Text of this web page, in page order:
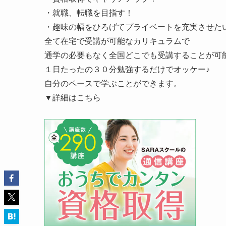
・就職、転職を目指す！
・趣味の幅をひろげてプライベートを充実させた
全て在宅で受講が可能なカリキュラムで
通学の必要もなく全国どこでも受講することが可
１日たったの３０分勉強するだけでオッケー♪
自分のペースで学ぶことができます。
▼詳細はこちら